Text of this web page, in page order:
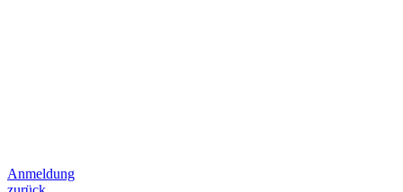
Anmeldung